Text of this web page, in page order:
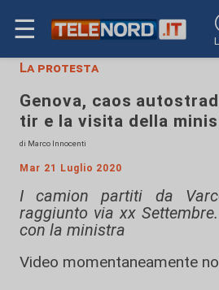
☰
La protesta
Genova, caos
tir e la visita della
di Marco Innocenti
Mar 21 Luglio 2020
I camion partiti da
raggiunto via xx
con la ministra
Video momentaneamente